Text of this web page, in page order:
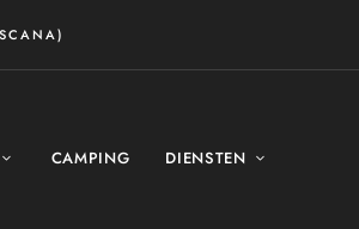
CAMPING DIENSTEN